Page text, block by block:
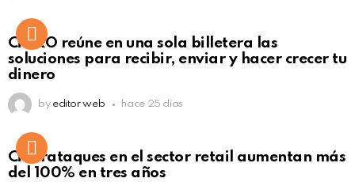
Not Safe For Work
Click to view this post
CiNKO reúne en una sola billetera las
soluciones para recibir, enviar y hacer crecer tu
dinero
by editor web hace 25 días
Ciberataques en el sector retail aumentan más
del 100% en tres años